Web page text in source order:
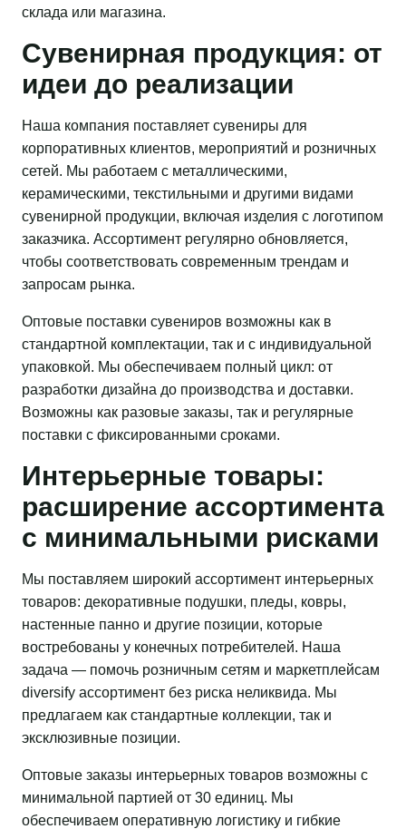
склада или магазина.
Сувенирная продукция: от
идеи до реализации
Наша компания поставляет сувениры для
корпоративных клиентов, мероприятий и розничных
сетей. Мы работаем с металлическими,
керамическими, текстильными и другими видами
сувенирной продукции, включая изделия с логотипом
заказчика. Ассортимент регулярно обновляется,
чтобы соответствовать современным трендам и
запросам рынка.
Оптовые поставки сувениров возможны как в
стандартной комплектации, так и с индивидуальной
упаковкой. Мы обеспечиваем полный цикл: от
разработки дизайна до производства и доставки.
Возможны как разовые заказы, так и регулярные
поставки с фиксированными сроками.
Интерьерные товары:
расширение ассортимента
с минимальными рисками
Мы поставляем широкий ассортимент интерьерных
товаров: декоративные подушки, пледы, ковры,
настенные панно и другие позиции, которые
востребованы у конечных потребителей. Наша
задача — помочь розничным сетям и маркетплейсам
diversify ассортимент без риска неликвида. Мы
предлагаем как стандартные коллекции, так и
эксклюзивные позиции.
Оптовые заказы интерьерных товаров возможны с
минимальной партией от 30 единиц. Мы
обеспечиваем оперативную логистику и гибкие